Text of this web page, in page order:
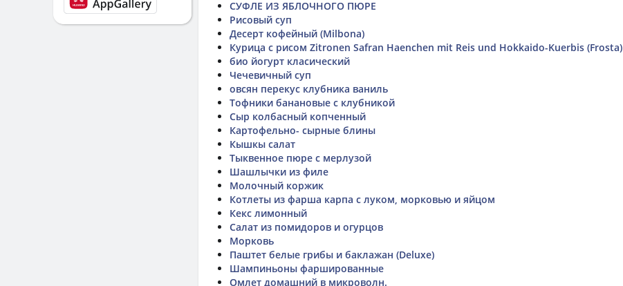
СУФЛЕ ИЗ ЯБЛОЧНОГО ПЮРЕ
Рисовый суп
Десерт кофейный (Milbona)
Курица с рисом Zitronen Safran Haenchen mit Reis und Hokkaido-Kuerbis (Frosta)
био йогурт класический
Чечевичный суп
овсян перекус клубника ваниль
Тофники банановые с клубникой
Сыр колбасный копченный
Картофельно- сырные блины
Кышкы салат
Тыквенное пюре с мерлузой
Шашлычки из филе
Молочный коржик
Котлеты из фарша карпа с луком, морковью и яйцом
Кекс лимонный
Салат из помидоров и огурцов
Морковь
Паштет белые грибы и баклажан (Deluxe)
Шампиньоны фаршированные
Омлет домашний в микроволн.